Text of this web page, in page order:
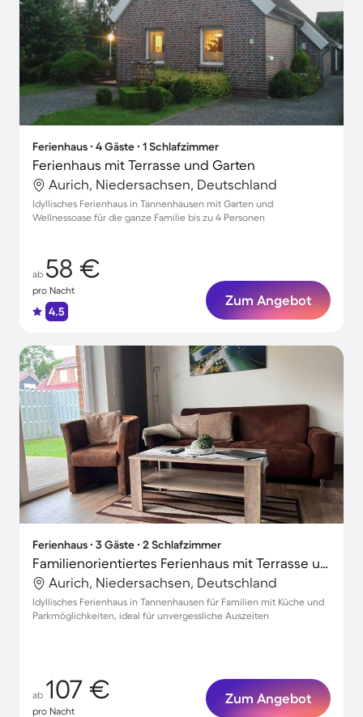
Ferienhaus ∙ 4 Gäste ∙ 1 Schlafzimmer
Ferienhaus mit Terrasse und Garten
Aurich, Niedersachsen, Deutschland
Idyllisches Ferienhaus in Tannenhausen mit Garten und
Wellnessoase für die ganze Familie bis zu 4 Personen
ab 58 €
pro Nacht
4.5
Zum Angebot
Ferienhaus ∙ 3 Gäste ∙ 2 Schlafzimmer
Familienorientiertes Ferienhaus mit Terrasse und Grill | Strand in der Nähe
Aurich, Niedersachsen, Deutschland
Idyllisches Ferienhaus in Tannenhausen für Familien mit Küche und
Parkmöglichkeiten, ideal für unvergessliche Auszeiten
ab 107 €
pro Nacht
Zum Angebot